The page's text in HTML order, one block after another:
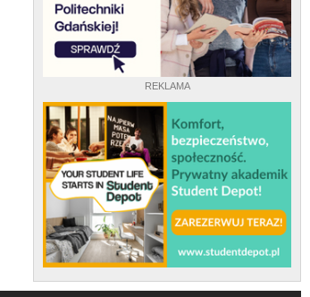
REKLAMA